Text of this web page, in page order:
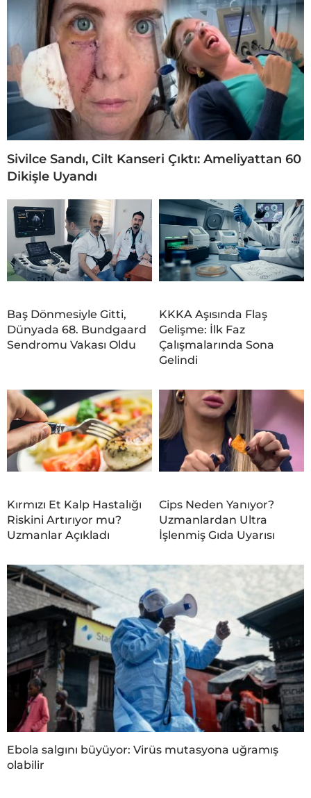
Sivilce Sandı, Cilt Kanseri Çıktı: Ameliyattan 60
Dikişle Uyandı
Baş Dönmesiyle Gitti,
Dünyada 68. Bundgaard
Sendromu Vakası Oldu
KKKA Aşısında Flaş
Gelişme: İlk Faz
Çalışmalarında Sona
Gelindi
Kırmızı Et Kalp Hastalığı
Riskini Artırıyor mu?
Uzmanlar Açıkladı
Cips Neden Yanıyor?
Uzmanlardan Ultra
İşlenmiş Gıda Uyarısı
Ebola salgını büyüyor: Virüs mutasyona uğramış
olabilir